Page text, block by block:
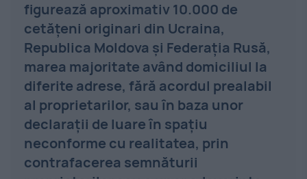
figurează aproximativ 10.000 de
cetăţeni originari din Ucraina,
Republica Moldova şi Federaţia Rusă,
marea majoritate având domiciliul la
diferite adrese, fără acordul prealabil
al proprietarilor, sau în baza unor
declaraţii de luare în spaţiu
neconforme cu realitatea, prin
contrafacerea semnăturii